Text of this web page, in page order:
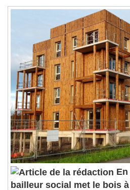
Stream TypeLIVE
Seek to live, currently
Remaining Time-0:00
1x
Playback Rate
Chapters
Chapters
Descriptions
descriptions off ,
Subtitles
subtitles settings,
settings dialog
subtitles off, selected
Audio Track
En